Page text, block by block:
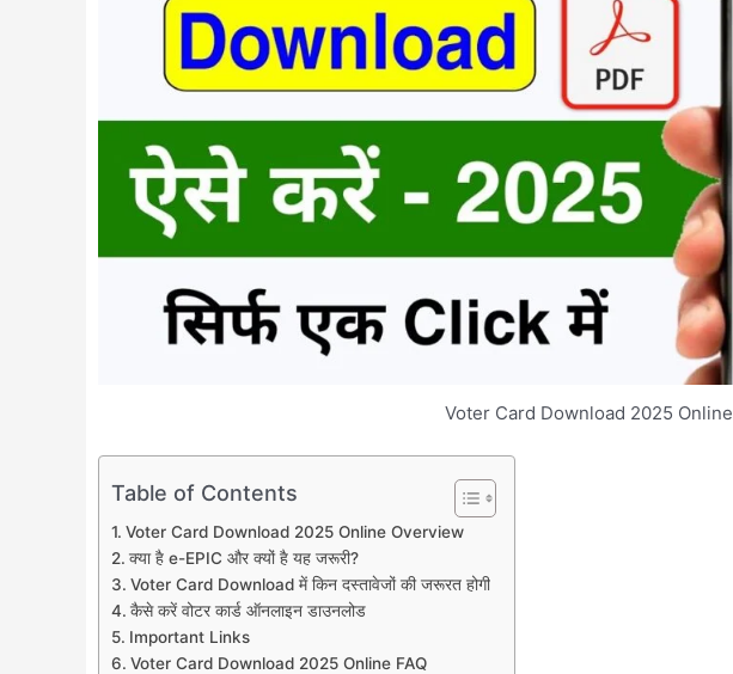
Voter Card Download 2025 Online
Table of Contents
Voter Card Download 2025 Online Overview
क्या है e-EPIC और क्यों है यह जरूरी?
Voter Card Download में किन दस्तावेजों की जरूरत होगी
कैसे करें वोटर कार्ड ऑनलाइन डाउनलोड
Important Links
Voter Card Download 2025 Online FAQ